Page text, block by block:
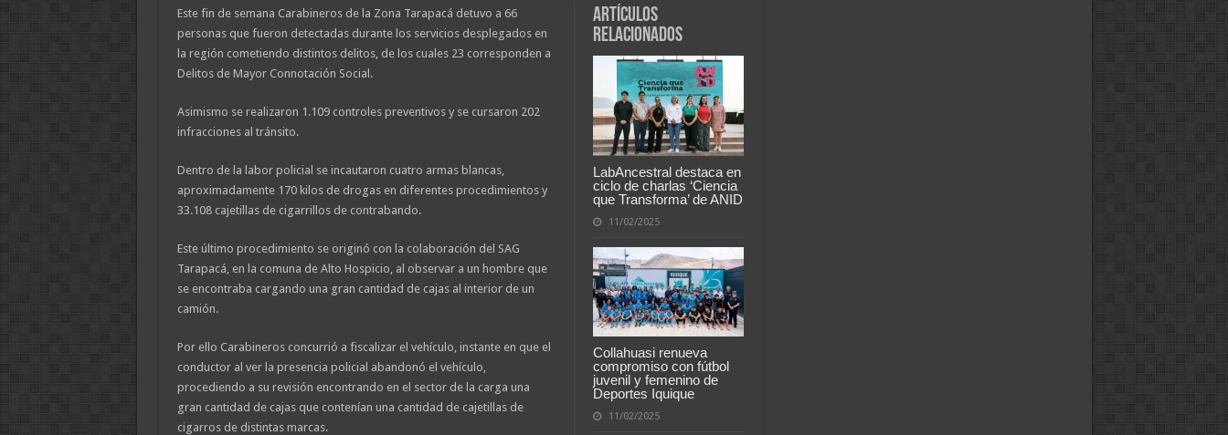
Artículos
relacionados
LabAncestral destaca en
ciclo de charlas ‘Ciencia
que Transforma’ de ANID
11/02/2025
Collahuasi renueva
compromiso con fútbol
juvenil y femenino de
Deportes Iquique
11/02/2025
Este fin de semana Carabineros de la Zona Tarapacá detuvo a 66
personas que fueron detectadas durante los servicios desplegados en
la región cometiendo distintos delitos, de los cuales 23 corresponden a
Delitos de Mayor Connotación Social.
Asimismo se realizaron 1.109 controles preventivos y se cursaron 202
infracciones al tránsito.
Dentro de la labor policial se incautaron cuatro armas blancas,
aproximadamente 170 kilos de drogas en diferentes procedimientos y
33.108 cajetillas de cigarrillos de contrabando.
Este último procedimiento se originó con la colaboración del SAG
Tarapacá, en la comuna de Alto Hospicio, al observar a un hombre que
se encontraba cargando una gran cantidad de cajas al interior de un
camión.
Por ello Carabineros concurrió a fiscalizar el vehículo, instante en que el
conductor al ver la presencia policial abandonó el vehículo,
procediendo a su revisión encontrando en el sector de la carga una
gran cantidad de cajas que contenían una cantidad de cajetillas de
cigarros de distintas marcas.